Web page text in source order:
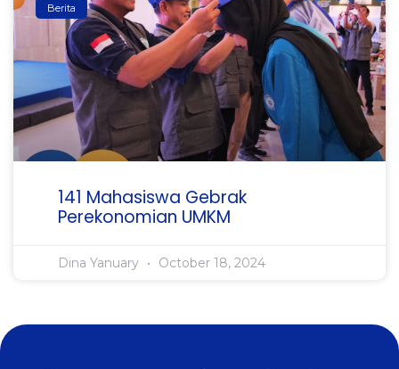
Berita
141 Mahasiswa Gebrak
Perekonomian UMKM
Dina Yanuary October 18, 2024